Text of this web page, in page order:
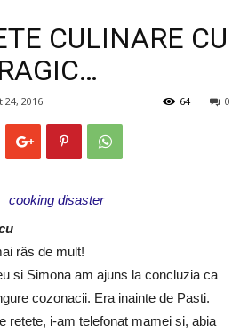
CULINARE CU
24, 2016 0
64
râs de mult!
si Simona am ajuns la concluzia ca
cozonacii. Era inainte de Pasti.
retete, i-am telefonat mamei si, abia